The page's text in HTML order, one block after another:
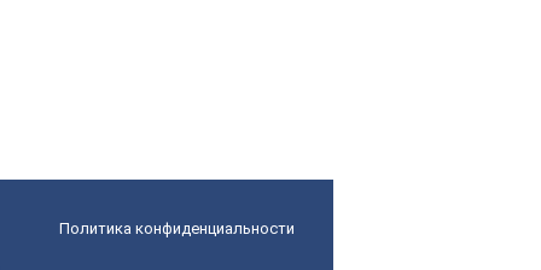
Политика конфиденциальности